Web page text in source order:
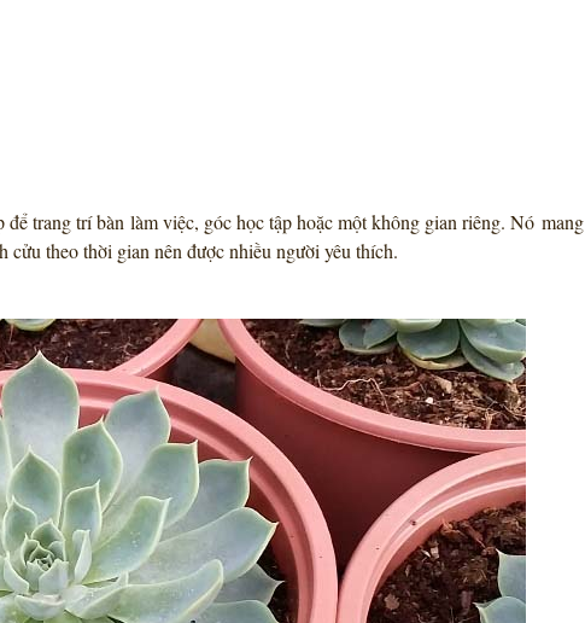
trang trí bàn làm việc, góc học tập hoặc một không gian riêng. Nó mang
theo thời gian nên được nhiều người yêu thích.